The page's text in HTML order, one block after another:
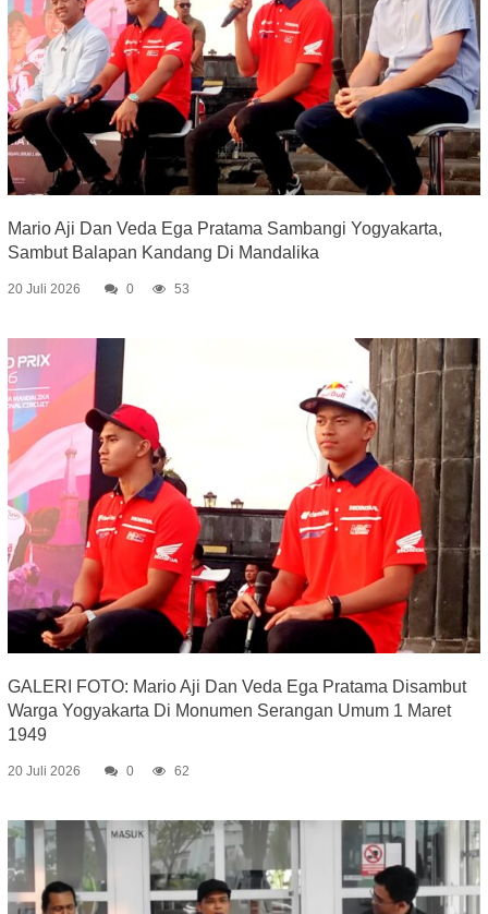
Mario Aji Dan Veda Ega Pratama Sambangi Yogyakarta,
Sambut Balapan Kandang Di Mandalika
20 Juli 2026 0 53
GALERI FOTO: Mario Aji Dan Veda Ega Pratama Disambut
Warga Yogyakarta Di Monumen Serangan Umum 1 Maret
1949
20 Juli 2026 0 62